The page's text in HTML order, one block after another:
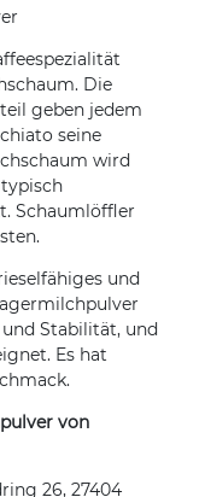
Die
geben jedem
seine
wird
Schaumlöffler
und
Stabilität, und
Es hat
von
26, 27404